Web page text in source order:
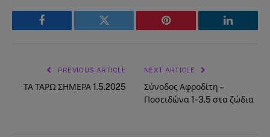
Facebook Twitter Pinterest LinkedIn
PREVIOUS ARTICLE
ΤΑ ΤΑΡΩ ΣΗΜΕΡΑ 1.5.2025
NEXT ARTICLE
Σύνοδος Αφροδίτη –
Ποσειδώνα 1-3.5 στα ζώδια